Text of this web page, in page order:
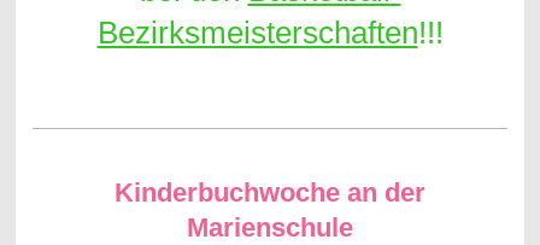
Bezirksmeisterschaften!!!
Kinderbuchwoche an der
Marienschule